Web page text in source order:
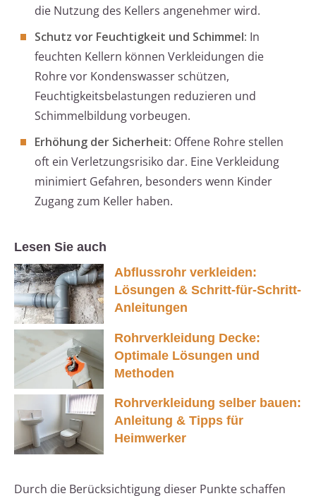
die Nutzung des Kellers angenehmer wird.
Schutz vor Feuchtigkeit und Schimmel: In
feuchten Kellern können Verkleidungen die
Rohre vor Kondenswasser schützen,
Feuchtigkeitsbelastungen reduzieren und
Schimmelbildung vorbeugen.
Erhöhung der Sicherheit: Offene Rohre stellen
oft ein Verletzungsrisiko dar. Eine Verkleidung
minimiert Gefahren, besonders wenn Kinder
Zugang zum Keller haben.
Lesen Sie auch
Abflussrohr verkleiden:
Lösungen & Schritt-für-Schritt-
Anleitungen
Rohrverkleidung Decke:
Optimale Lösungen und
Methoden
Rohrverkleidung selber bauen:
Anleitung & Tipps für
Heimwerker
Durch die Berücksichtigung dieser Punkte schaffen